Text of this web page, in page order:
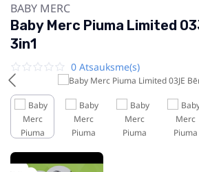
BABY MERC
Baby Merc Piuma Limited
3in1
0 Atsauksme(s)